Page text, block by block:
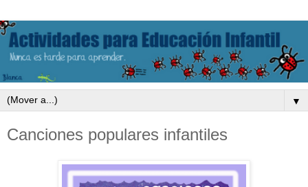
▼
Canciones populares infantiles